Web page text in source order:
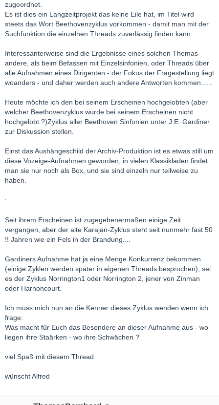
zugeordnet.
Es ist dies ein Langzeitprojekt das keine Eile hat, im Titel wird
steets das Wort Beethovenzyklus vorkommen - damit man mit der
Suchfunktion die einzelnen Threads zuverlässig finden kann.
Interessanterweise sind die Ergebnisse eines solchen Themas
andere, als beim Befassen mit Einzelsinfonien, oder Threads über
alle Aufnahmen eines Dirigenten - der Fokus der Fragestellung liegt
woanders - und daher werden auch andere Antworten kommen......
Heute möchte ich den bei seinem Erscheinen hochgelobten (aber
welcher Beethovenzyklus wurde bei seinem Erscheinen nicht
hochgelobt ?)Zyklus aller Beethoven Sinfonien unter J.E. Gardiner
zur Diskussion stellen.
Einst das Aushängeschild der Archiv-Produktion ist es etwas still um
diese Vozeige-Aufnahmen geworden, in vielen Klassikläden findet
man sie nur noch als Box, und sie sind einzeln nur teilweise zu
haben.
Seit ihrem Erscheinen ist zugegebenermaßen einige Zeit
vergangen, aber der alte Karajan-Zyklus steht seit nunmehr fast 50
!! Jahren wie ein Fels in der Brandung....
Gardiners Aufnahme hat ja eine Menge Konkurrenz bekommen
(einige Zyklen werden später in eigenen Threads besprochen), sei
es der Zyklus Norrington1 oder Norrington 2, jener von Zinman
oder Harnoncourt.
Ich muss mich nun an die Kenner dieses Zyklus wenden wenn ich
frage:
Was macht für Euch das Besondere an dieser Aufnahme aus - wo
liegen ihre Staärken - wo ihre Schwächen ?
viel Spaß mit diesem Thread
wünscht Alfred